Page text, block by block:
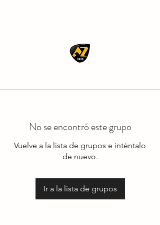
No se encontró este grupo
Vuelve a la lista de grupos e inténtalo
de nuevo.
Ir a la lista de grupos